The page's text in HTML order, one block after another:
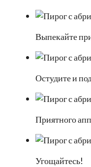
Выпекайте
Остудите и
Приятного
Угощайтесь!